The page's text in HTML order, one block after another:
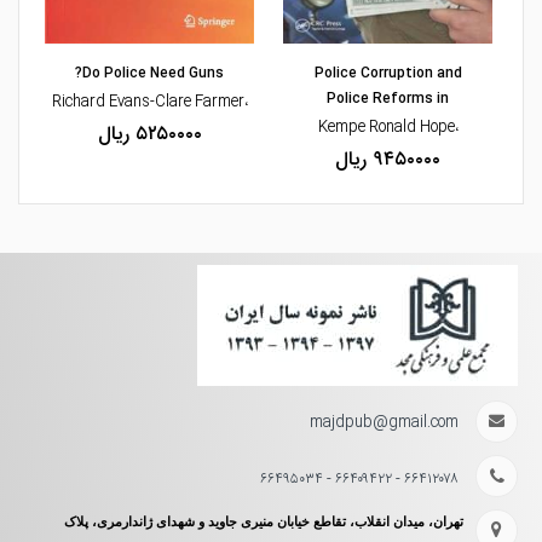
مشاهده و خرید مشاهده و خرید
Police Corruption and
Police Reforms in
،Kempe Ronald Hope
۹۴۵۰۰۰۰ ریال
Do Police Need Guns?
،Richard Evans-Clare Farmer
۵۲۵۰۰۰۰ ریال
majdpub@gmail.com
۶۶۴۱۲۰۷۸ - ۶۶۴۰۹۴۲۲ - ۶۶۴۹۵۰۳۴
تهران، میدان انقلاب، تقاطع خیابان منیری جاوید و شهدای ژاندارمری، پلاک